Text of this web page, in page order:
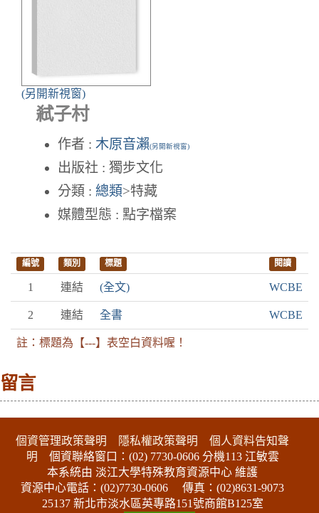
(另開新視窗)
弒子村
作者 : 木原音瀨(另開新視窗)
出版社 : 獨步文化
分類 : 總類>特藏
媒體型態 : 點字檔案
編號 類別 標題 閱讀
1 連結 (全文) WCBE
2 連結 全書 WCBE
註：標題為【---】表空白資料喔！
留言
個資管理政策聲明 隱私權政策聲明
個人資料告知聲
明 個資聯絡窗口：(02) 7730-0606 分機113 江敏雲
本系統由 淡江大學特殊教育資源中心 維護
資源中心電話：(02)7730-0606
傳真：(02)8631-9073
25137 新北市淡水區英專路151號商館B125室